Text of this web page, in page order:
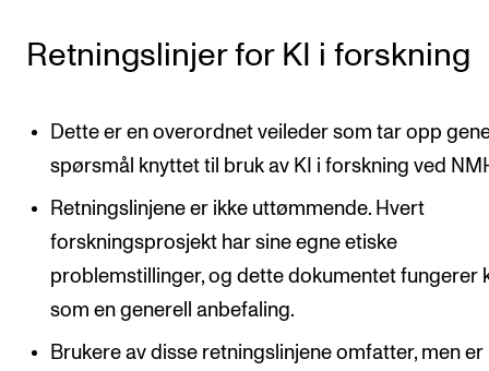
Om FoU på NMH
Livet rundt FoU
For ph.d.-programmet i kunstnerisk utviklingsarbeid
For ph.d.-programmet i musikkforskning
Forskningsetikk
KONSERTER OG ARRANGEMENTER
Retningslinjer for KI i forskning
Dette er en overordnet veileder som tar opp
spørsmål knyttet til bruk av KI i forskning ved
Retningslinjene er ikke uttømmende. Hvert
forskningsprosjekt har sine egne etiske
problemstillinger, og dette dokumentet fungerer
som en generell anbefaling.
Brukere av disse retningslinjene omfatter, men er